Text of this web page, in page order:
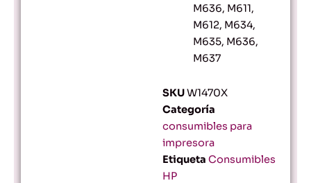
M636, M611,
M612, M634,
M635, M636,
M637
SKUW1470X
Categoría
consumibles para
impresora
Etiqueta Consumibles
HP